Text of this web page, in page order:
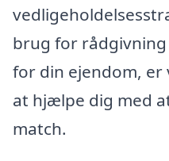
brug for
for din ejendom,
at hjælpe dig med
match.